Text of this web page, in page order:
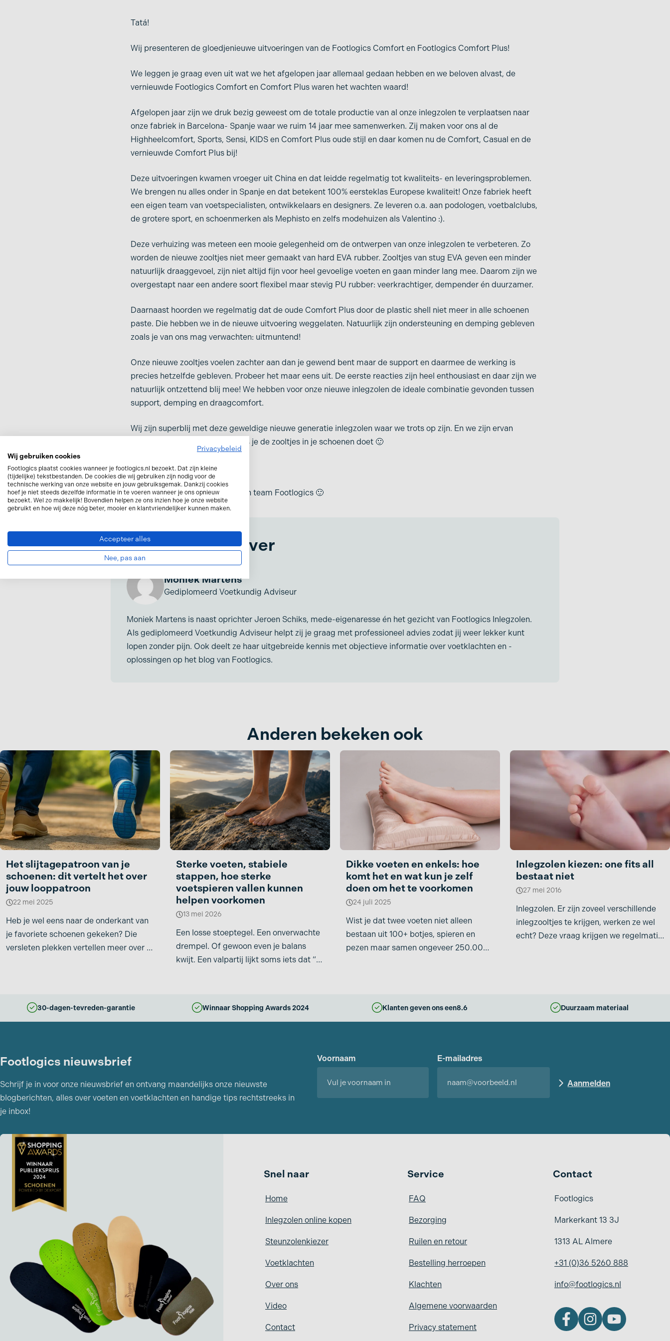
Stressfractuur
(lopersknie)
Turf toe, turfteen of
grasteen
Vermoeide voeten
Voetproblemen
Zere voeten
Ziekte van Ledderhose
Zware benen
Tatá!
Wij presenteren de gloedjenieuwe uitvoeringen van de Footlogics Comfort en Footlogics Comfort Plus!
We leggen je graag even uit wat we het afgelopen jaar allemaal gedaan hebben en we beloven alvast, de
vernieuwde Footlogics Comfort en Comfort Plus waren het wachten waard!
Afgelopen jaar zijn we druk bezig geweest om de totale productie van al onze inlegzolen te verplaatsen naar
onze fabriek in Barcelona- Spanje waar we ruim 14 jaar mee samenwerken. Zij maken voor ons al de
Highheelcomfort, Sports, Sensi, KIDS en Comfort Plus oude stijl en daar komen nu de Comfort, Casual en de
vernieuwde Comfort Plus bij!
Deze uitvoeringen kwamen vroeger uit China en dat leidde regelmatig tot kwaliteits- en leveringsproblemen.
We brengen nu alles onder in Spanje en dat betekent 100% eersteklas Europese kwaliteit! Onze fabriek heeft
een eigen team van voetspecialisten, ontwikkelaars en designers. Ze leveren o.a. aan podologen, voetbalclubs,
de grotere sport, en schoenmerken als Mephisto en zelfs modehuizen als Valentino :).
Deze verhuizing was meteen een mooie gelegenheid om de ontwerpen van onze inlegzolen te verbeteren. Zo
worden de nieuwe zooltjes niet meer gemaakt van hard EVA rubber. Zooltjes van stug EVA geven een minder
natuurlijk draaggevoel, zijn niet altijd fijn voor heel gevoelige voeten en gaan minder lang mee. Daarom zijn we
overgestapt naar een andere soort flexibel maar stevig PU rubber: veerkrachtiger, dempender én duurzamer.
Daarnaast hoorden we regelmatig dat de oude Comfort Plus door de plastic shell niet meer in alle schoenen
paste. Die hebben we in de nieuwe uitvoering weggelaten. Natuurlijk zijn ondersteuning en demping gebleven
zoals je van ons mag verwachten: uitmuntend!
Onze nieuwe zooltjes voelen zachter aan dan je gewend bent maar de support en daarmee de werking is
precies hetzelfde gebleven. Probeer het maar eens uit. De eerste reacties zijn heel enthousiast en daar zijn we
natuurlijk ontzettend blij mee! We hebben voor onze nieuwe inlegzolen de ideale combinatie gevonden tussen
support, demping en draagcomfort.
Wij zijn superblij met deze geweldige nieuwe generatie inlegzolen waar we trots op zijn. En we zijn ervan
overtuigd dat jij dat ook bent als je de zooltjes in je schoenen doet 🙂
We wensen je veel loopplezier!
Vriendelijke groeten, Moniek van team Footlogics 🙂
Over de schrijver
Moniek Martens
Gediplomeerd Voetkundig Adviseur
Moniek Martens is naast oprichter Jeroen Schiks, mede-eigenaresse én het gezicht van Footlogics Inlegzolen.
Als gediplomeerd Voetkundig Adviseur helpt zij je graag met professioneel advies zodat jij weer lekker kunt
lopen zonder pijn. Ook deelt ze haar uitgebreide kennis met objectieve informatie over voetklachten en -
oplossingen op het blog van Footlogics.
Anderen bekeken ook
Het slijtagepatroon van je
schoenen: dit vertelt het over
jouw looppatroon
22 mei 2025
Heb je wel eens naar de onderkant van
je favoriete schoenen gekeken? Die
versleten plekken vertellen meer over je
Sterke voeten, stabiele
stappen, hoe sterke
voetspieren vallen kunnen
helpen voorkomen
13 mei 2026
Een losse stoeptegel. Een onverwachte
drempel. Of gewoon even je balans
kwijt. Een valpartij lijkt soms iets dat “er
Dikke voeten en enkels: hoe
komt het en wat kun je zelf
doen om het te voorkomen
24 juli 2025
Wist je dat twee voeten niet alleen
bestaan uit 100+ botjes, spieren en
pezen maar samen ongeveer 250.000
Inlegzolen kiezen: one fits all
bestaat niet
27 mei 2016
Inlegzolen. Er zijn zoveel verschillende
inlegzooltjes te krijgen, werken ze wel
echt? Deze vraag krijgen we regelmatig
30-dagen-tevreden-garantie Winnaar Shopping Awards 2024 Klanten geven ons een8.6 Duurzaam materiaal
Footlogics nieuwsbrief
Schrijf je in voor onze nieuwsbrief en ontvang maandelijks onze nieuwste
blogberichten, alles over voeten en voetklachten en handige tips rechtstreeks in
je inbox!
Voornaam E-mailadres
Snel naar
Home
Inlegzolen online kopen
Steunzolenkiezer
Voetklachten
Over ons
Video
Contact
Service
FAQ
Bezorging
Ruilen en retour
Bestelling herroepen
Klachten
Algemene voorwaarden
Privacy statement
Contact
Footlogics
Markerkant 13 3J
1313 AL Almere
+31 (0)36 5260 888
info@footlogics.nl
Privacybeleid
Wij gebruiken cookies
Footlogics plaatst cookies wanneer je footlogics.nl bezoekt. Dat zijn kleine
(tijdelijke) tekstbestanden. De cookies die wij gebruiken zijn nodig voor de
technische werking van onze website en jouw gebruiksgemak. Dankzij cookies
hoef je niet steeds dezelfde informatie in te voeren wanneer je ons opnieuw
bezoekt. Wel zo makkelijk! Bovendien helpen ze ons inzien hoe je onze website
gebruikt en hoe wij deze nóg beter, mooier en klantvriendelijker kunnen maken.
Accepteer alles
Nee, pas aan